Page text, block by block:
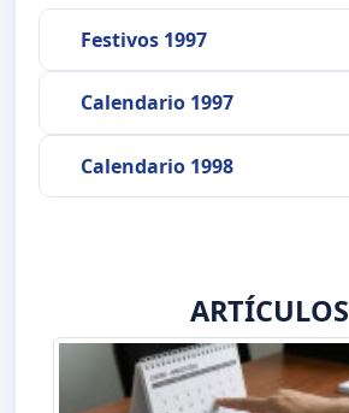
Festivos 1997
Calendario 1997
Calendario 1998
ARTÍCULOS